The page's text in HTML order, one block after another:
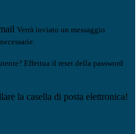
Verrà inviato un messaggio
Effettua il reset della password
la casella di posta elettronica!